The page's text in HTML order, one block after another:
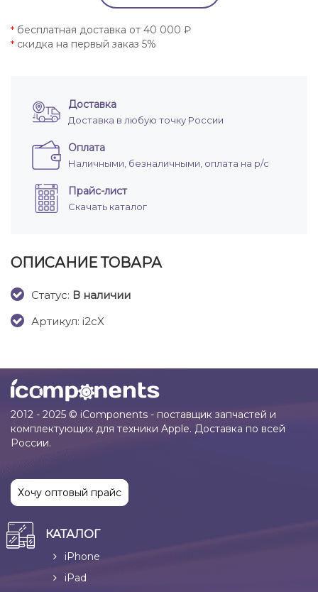
* бесплатная доставка от 40 000 ₽
* скидка на первый заказ 5%
Доставка
Доставка в любую точку России
Оплата
Наличными, безналичными, оплата на р/с
Прайс-лист
Скачать каталог
ОПИСАНИЕ ТОВАРА
Cтатус: В наличии
Артикул: i2cX
2012 - 2025 © iComponents - поставщик запчастей и
комплектующих для техники Apple. Доставка по всей
России.
Хочу оптовый прайс
КАТАЛОГ
iPhone
iPad